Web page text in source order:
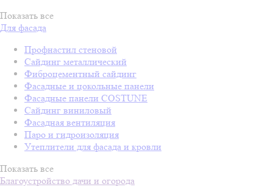
Показать все
Для фасада
Профнастил стеновой
Сайдинг металлический
Фиброцементный сайдинг
Фасадные и цокольные панели
Фасадные панели COSTUNE
Сайдинг виниловый
Фасадная вентиляция
Паро и гидроизоляция
Утеплители для фасада и кровли
Показать все
Благоустройство дачи и огорода